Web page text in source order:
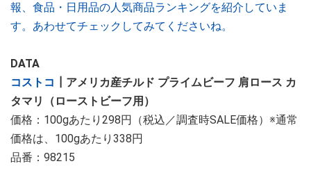
報、食品・日用品の人気商品ランキングを紹介していま
す。あわせてチェックしてみてくださいね。
DATA
コストコ
┃アメリカ産チルド プライムビーフ 肩ロース カ
タマリ（ローストビーフ用）
価格：100gあたり298円（税込／調査時SALE価格）※通常
価格は、100gあたり338円
品番：98215